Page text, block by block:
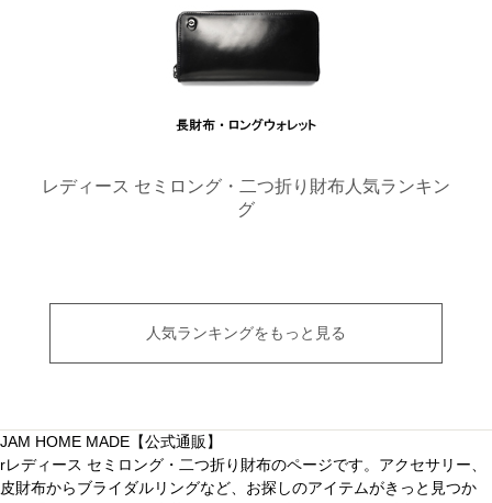
レディース セミロング・二つ折り財布人気ランキン
グ
人気ランキングをもっと見る
JAM HOME MADE【公式通販】
rレディース セミロング・二つ折り財布のページです。アクセサリー、
皮財布からブライダルリングなど、お探しのアイテムがきっと見つか